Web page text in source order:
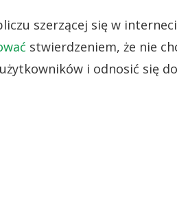
szerzącej się w
stwierdzeniem, że nie
i odnosić się do